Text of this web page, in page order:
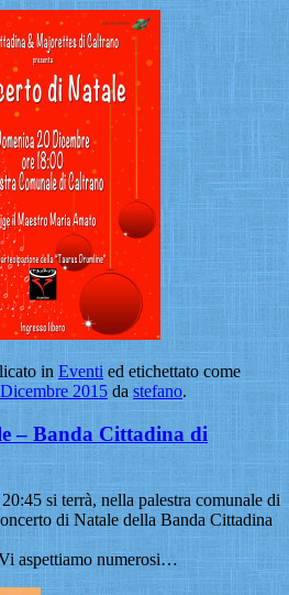
in Eventi ed etichettato come
2015 da stefano.
– Banda Cittadina di
si terrà, nella palestra comunale di
di Natale della Banda Cittadina
aspettiamo numerosi…